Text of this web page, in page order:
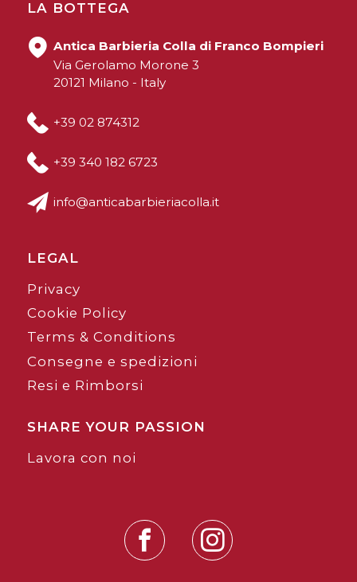
LA BOTTEGA
Antica Barbieria Colla di Franco Bompieri
Via Gerolamo Morone 3
20121 Milano - Italy
+39 02 874312
+39 340 182 6723
info@anticabarbieriacolla.it
LEGAL
Privacy
Cookie Policy
Terms & Conditions
Consegne e spedizioni
Resi e Rimborsi
SHARE YOUR PASSION
Lavora con noi